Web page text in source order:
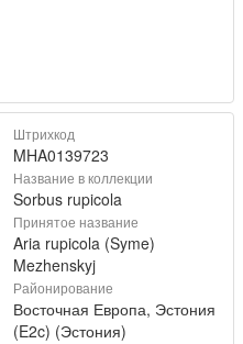
Штрихкод
MHA0139723
Название в коллекции
Sorbus rupicola
Принятое название
Aria rupicola (Syme)
Mezhenskyj
Районирование
Восточная Европа, Эстония
(E2c) (Эстония)